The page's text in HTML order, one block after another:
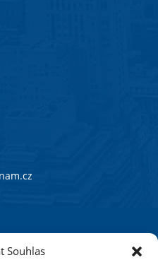
Souhlas s.r.o.